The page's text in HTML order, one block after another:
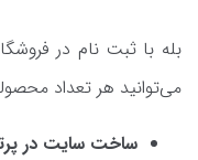
بله با ثبت نام در
می‌توانید هر تعداد
ساخت سایت در